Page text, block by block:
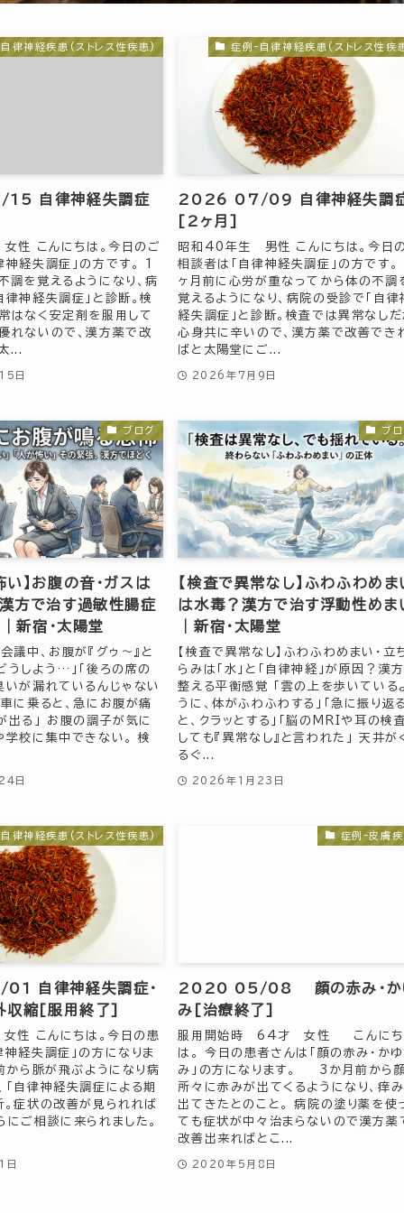
律神経疾患(ストレス性疾患)
自律神経失調症
性 こんにちは。今日のご
神経失調症」の方です。 1
調を覚えるようになり、病
律神経失調症」と診断。検
はなく安定剤を服用して
れないので、漢方薬で改
...
日
症例-自律神経疾患(ストレス性疾
2026 07/09 自律神経失調
[2ヶ月]
昭和40年生 男性 こんにちは。今日
相談者は「自律神経失調症」の方です。
ヶ月前に心労が重なってから体の不調
覚えるようになり、病院の受診で「自律
経失調症」と診断。検査では異常なし
心身共に辛いので、漢方薬で改善でき
ばと太陽堂にご...
2026年7月9日
ブログ
い】お腹の音・ガスは
方で治す過敏性腸症
新宿・太陽堂
議中、お腹が『グゥ〜』と
うしよう…」「後ろの席の
いが漏れているんじゃない
車に乗ると、急にお腹が痛
出る」 お腹の調子が気に
学校に集中できない。 検
日
ブ
【検査で異常なし】ふわふわめま
は水毒？漢方で治す浮動性めま
｜新宿・太陽堂
【検査で異常なし】ふわふわめまい・立
らみは「水」と「自律神経」が原因？漢
整える平衡感覚 「雲の上を歩いている
うに、体がふわふわする」「急に振り返
と、クラッとする」「脳のMRIや耳の検
しても『異常なし』と言われた」 天井が
るぐ...
2026年1月23日
律神経疾患(ストレス性疾患)
自律神経失調症・
収縮[服用終了]
性 こんにちは。今日の患
神経失調症」の方になりま
から脈が飛ぶようになり病
「自律神経失調症による期
。症状の改善が見られれば
にご相談に来られました。
日
症例-皮膚
2020 05/08 顔の赤み・か
み[治療終了]
服用開始時 64才 女性 こんにち
は。 今日の患者さんは「顔の赤み・かゆ
み」の方になります。 3か月前から
所々に赤みが出てくるようになり、痒
出てきたとのこと。 病院の塗り薬を使
ても症状が中々治まらないので漢方薬
改善出来ればとこ...
2020年5月8日